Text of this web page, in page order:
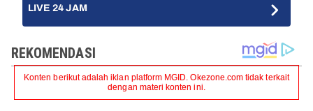
LIVE 24 JAM